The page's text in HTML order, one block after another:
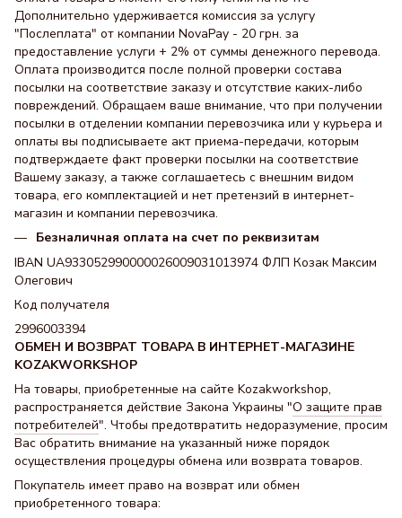
Дополнительно удерживается комиссия за услугу
"Послеплата" от компании NovaPay - 20 грн. за
предоставление услуги + 2% от суммы денежного перевода.
Оплата производится после полной проверки состава
посылки на соответствие заказу и отсутствие каких-либо
повреждений. Обращаем ваше внимание, что при получении
посылки в отделении компании перевозчика или у курьера и
оплаты вы подписываете акт приема-передачи, которым
подтверждаете факт проверки посылки на соответствие
Вашему заказу, а также соглашаетесь с внешним видом
товара, его комплектацией и нет претензий в интернет-
магазин и компании перевозчика.
Безналичная оплата на счет по реквизитам
IBAN UA933052990000026009031013974 ФЛП Козак Максим
Олегович
Код получателя
2996003394
ОБМЕН И ВОЗВРАТ ТОВАРА В ИНТЕРНЕТ-МАГАЗИНЕ
KOZAKWORKSHOP
На товары, приобретенные на сайте Kozakworkshop,
распространяется действие Закона Украины "О защите прав
потребителей". Чтобы предотвратить недоразумение, просим
Вас обратить внимание на указанный ниже порядок
осуществления процедуры обмена или возврата товаров.
Покупатель имеет право на возврат или обмен
приобретенного товара: